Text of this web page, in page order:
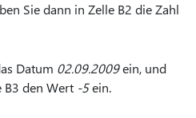
Sie dann in Zelle B2 die Zahl
Datum 02.09.2009ein, und
B3 den Wert -5ein.